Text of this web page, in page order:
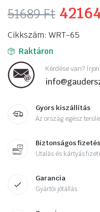
51689Ft
price
Cikkszám: WRT-65
Raktáron
Kérdése van?
Gyors kiszállítás
Az ország egész
Biztonságos fizetés
Utalás és kártyás
Garancia
Gyártói jótállás